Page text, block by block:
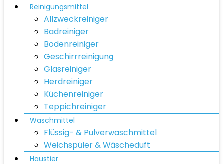
Reinigungsmittel
Allzweckreiniger
Badreiniger
Bodenreiniger
Geschirrreinigung
Glasreiniger
Herdreiniger
Küchenreiniger
Teppichreiniger
Waschmittel
Flüssig- & Pulverwaschmittel
Weichspüler & Wäscheduft
Haustier